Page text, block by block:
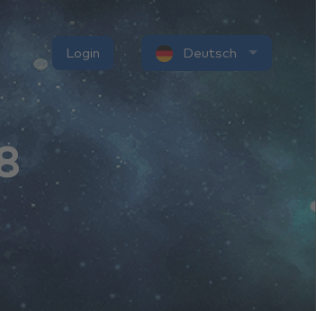
Login Deutsch